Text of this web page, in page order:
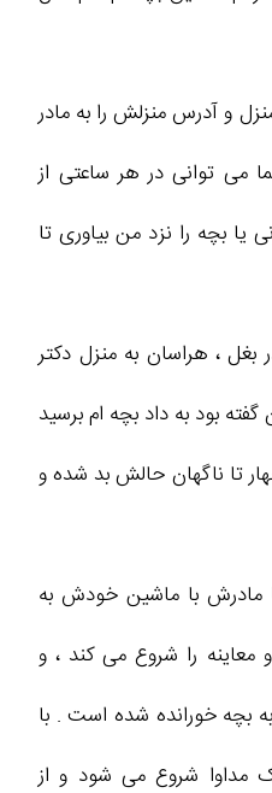
و آدرس منزلش را به مادر
می توانی در هر ساعتی از
یا بچه را نزد من بیاوری تا
بغل ، هراسان به منزل دکتر
بود به داد بچه ام برسید
تا ناگهان حالش بد شده و
مادرش با ماشین خودش به
معاینه را شروع می کند ، و
خورانده شده است . با
مداوا شروع می شود و از